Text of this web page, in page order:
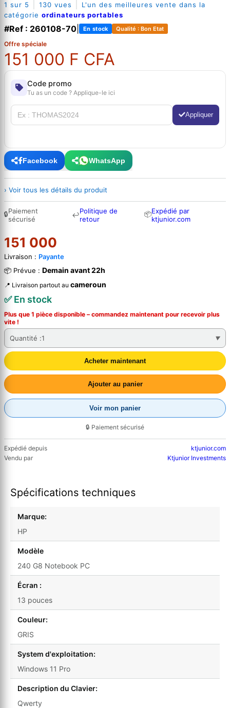
1 sur 5 130 vues
L'un des meilleures vente dans la
catégorie ordinateurs portables
#Ref : 260108-70 En stock Qualité : Bon Etat
Offre spéciale
151 000 F CFA
Code promo
Tu as un code ? Applique-le ici
Appliquer
Facebook WhatsApp
› Voir tous les détails du produit
🔒Paiement
sécurisé
↩Politique de
retour
📦Expédié par
ktjunior.com
151 000
Livraison : Payante
📦 Prévue : Demain avant 22h
📍 Livraison partout au cameroun
✅ En stock
Plus que 1 pièce disponible – commandez maintenant pour recevoir plus
vite !
Quantité :1
Acheter maintenant
Ajouter au panier
Voir mon panier
🔒 Paiement sécurisé
Expédié depuis
ktjunior.com
Vendu par
Ktjunior Investments
Spécifications techniques
Marque:
HP
Modèle
240 G8 Notebook PC
Écran :
13 pouces
Couleur:
GRIS
System d'exploitation:
Windows 11 Pro
Description du Clavier:
Qwerty